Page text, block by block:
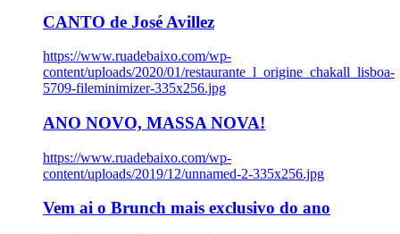
CANTO de José Avillez
https://www.ruadebaixo.com/wp-
content/uploads/2020/01/restaurante_l_origine_chakall_lisboa-
5709-fileminimizer-335x256.jpg
ANO NOVO, MASSA NOVA!
https://www.ruadebaixo.com/wp-
content/uploads/2019/12/unnamed-2-335x256.jpg
Vem ai o Brunch mais exclusivo do ano